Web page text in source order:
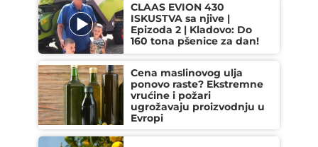
CLAAS EVION 430
ISKUSTVA sa njive |
Epizoda 2 | Kladovo: Do
160 tona pšenice za dan!
Cena maslinovog ulja
ponovo raste? Ekstremne
vrućine i požari
ugrožavaju proizvodnju u
Evropi